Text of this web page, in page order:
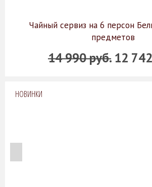
Чайный сервиз на 6 персон
предметов
14 990 руб. 12
НОВИНКИ